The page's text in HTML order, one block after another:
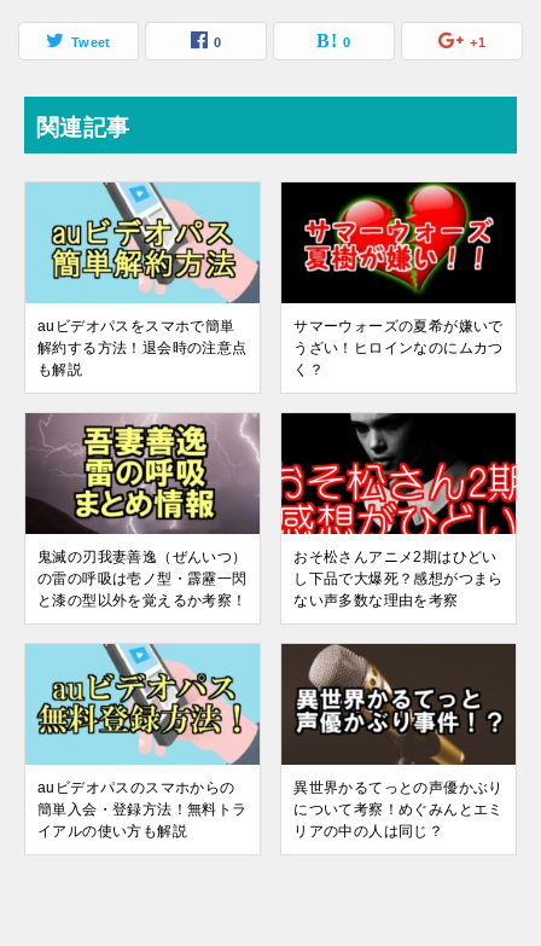
Tweet 0 0 +1
関連記事
auビデオパスをスマホで簡単
解約する方法！退会時の注意点
も解説
サマーウォーズの夏希が嫌いで
うざい！ヒロインなのにムカつ
く？
鬼滅の刃我妻善逸（ぜんいつ）
の雷の呼吸は壱ノ型・霹靂一閃
と漆の型以外を覚えるか考察！
おそ松さんアニメ2期はひどい
し下品で大爆死？感想がつまら
ない声多数な理由を考察
auビデオパスのスマホからの
簡単入会・登録方法！無料トラ
イアルの使い方も解説
異世界かるてっとの声優かぶり
について考察！めぐみんとエミ
リアの中の人は同じ？